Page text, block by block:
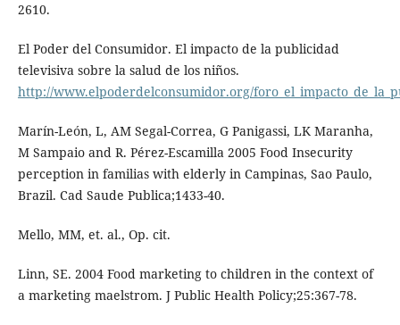
2610.
El Poder del Consumidor. El impacto de la publicidad
televisiva sobre la salud de los niños.
http://www.elpoderdelconsumidor.org/
Marín-León, L, AM Segal-Correa, G Panigassi, LK Maranha,
M Sampaio and R. Pérez-Escamilla 2005 Food Insecurity
perception in familias with elderly in Campinas, Sao Paulo,
Brazil. Cad Saude Publica;1433-40.
Mello, MM, et. al., Op. cit.
Linn, SE. 2004 Food marketing to children in the context of
a marketing maelstrom. J Public Health Policy;25:367-78.